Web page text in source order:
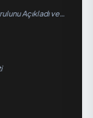
Açıkladı ve